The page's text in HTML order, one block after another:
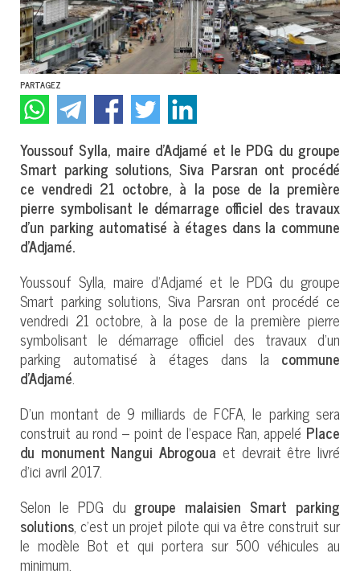
PARTAGEZ
Youssouf Sylla, maire d’Adjamé et le PDG du groupe
Smart parking solutions, Siva Parsran ont procédé
ce vendredi 21 octobre, à la pose de la première
pierre symbolisant le démarrage officiel des travaux
d’un parking automatisé à étages dans la commune
d’Adjamé.
Youssouf Sylla, maire d’Adjamé et le PDG du groupe
Smart parking solutions, Siva Parsran ont procédé ce
vendredi 21 octobre, à la pose de la première pierre
symbolisant le démarrage officiel des travaux d’un
parking automatisé à étages dans la commune
d’Adjamé.
D’un montant de 9 milliards de FCFA, le parking sera
construit au rond – point de l’espace Ran, appelé Place
du monument Nangui Abrogoua et devrait être livré
d’ici avril 2017.
Selon le PDG du groupe malaisien Smart parking
solutions, c’est un projet pilote qui va être construit sur
le modèle Bot et qui portera sur 500 véhicules au
minimum.